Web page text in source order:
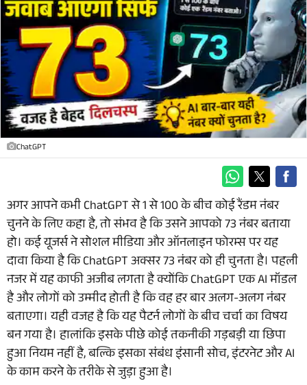
ChatGPT
अगर आपने कभी ChatGPT से 1 से 100 के बीच कोई रैंडम नंबर
चुनने के लिए कहा है, तो संभव है कि उसने आपको 73 नंबर बताया
हो। कई यूजर्स ने सोशल मीडिया और ऑनलाइन फोरम्स पर यह
दावा किया है कि ChatGPT अक्सर 73 नंबर को ही चुनता है। पहली
नजर में यह काफी अजीब लगता है क्योंकि ChatGPT एक AI मॉडल
है और लोगों को उम्मीद होती है कि वह हर बार अलग-अलग नंबर
बताएगा। यही वजह है कि यह पैटर्न लोगों के बीच चर्चा का विषय
बन गया है। हालांकि इसके पीछे कोई तकनीकी गड़बड़ी या छिपा
हुआ नियम नहीं है, बल्कि इसका संबंध इंसानी सोच, इंटरनेट और AI
के काम करने के तरीके से जुड़ा हुआ है।